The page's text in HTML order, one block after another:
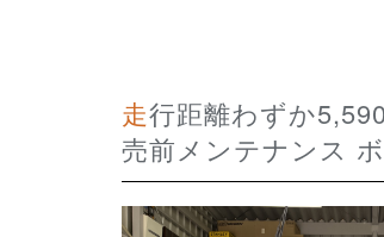
走行距離わずか5,590km 程度極上フルノーマル1オーナー車両 HONDA BEAT 販
売前メンテナンス